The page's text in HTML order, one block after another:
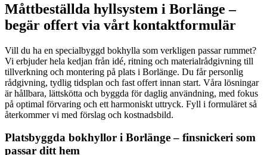
Måttbeställda hyllsystem i Borlänge –
begär offert via vårt kontaktformulär
Vill du ha en specialbyggd bokhylla som verkligen passar rummet?
Vi erbjuder hela kedjan från idé, ritning och materialrådgivning till
tillverkning och montering på plats i Borlänge. Du får personlig
rådgivning, tydlig tidsplan och fast offert innan start. Våra lösningar
är hållbara, lättskötta och byggda för daglig användning, med fokus
på optimal förvaring och ett harmoniskt uttryck. Fyll i formuläret så
återkommer vi med förslag och kostnadsbild.
Platsbyggda bokhyllor i Borlänge – finsnickeri som
passar ditt hem